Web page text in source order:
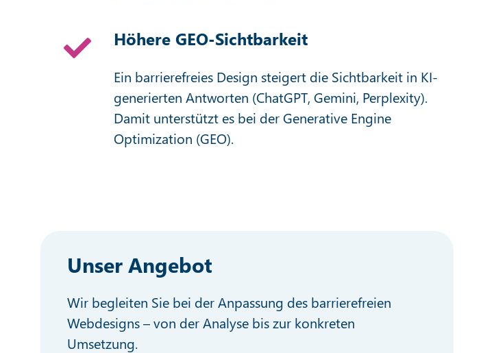
Höhere GEO-Sichtbarkeit
Ein barrierefreies Design steigert die Sichtbarkeit in KI-
generierten Antworten (ChatGPT, Gemini, Perplexity).
Damit unterstützt es bei der Generative Engine
Optimization (GEO).
Unser Angebot
Wir begleiten Sie bei der Anpassung des barrierefreien
Webdesigns – von der Analyse bis zur konkreten
Umsetzung.